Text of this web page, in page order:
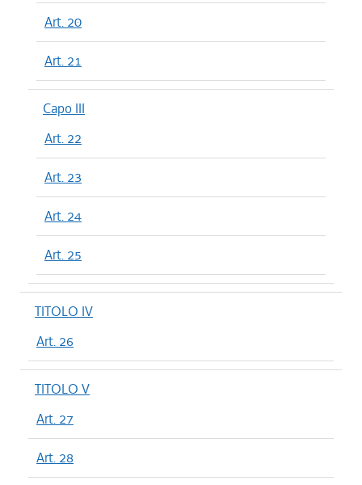
Art. 20
Art. 21
Capo III
Art. 22
Art. 23
Art. 24
Art. 25
TITOLO IV
Art. 26
TITOLO V
Art. 27
Art. 28